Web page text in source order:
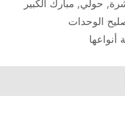
, حولي, مبارك الكبير
الوحدات